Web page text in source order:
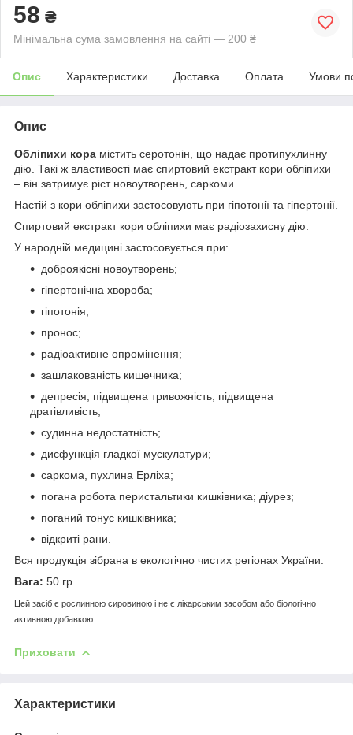
58 ₴
Мінімальна сума замовлення на сайті — 200 ₴
Опис Характеристики Доставка Оплата Умови
Опис
Обліпихи кора містить серотонін, що надає протипухлинну
дію. Такі ж властивості має спиртовий екстракт кори обліпихи
– він затримує ріст новоутворень, саркоми
Настій з кори обліпихи застосовують при гіпотонії та гіпертонії.
Спиртовий екстракт кори обліпихи має радіозахисну дію.
У народній медицині застосовується при:
доброякісні новоутворень;
гіпертонічна хвороба;
гіпотонія;
пронос;
радіоактивне опромінення;
зашлакованість кишечника;
депресія; підвищена тривожність; підвищена
дратівливість;
судинна недостатність;
дисфункція гладкої мускулатури;
саркома, пухлина Ерліха;
погана робота перистальтики кишківника; діурез;
поганий тонус кишківника;
відкриті рани.
Вся продукція зібрана в екологічно чистих регіонах України.
Вага: 50 гр.
Цей засіб є рослинною сировиною і не є лікарським засобом або біологічно
активною добавкою
Приховати
Характеристики